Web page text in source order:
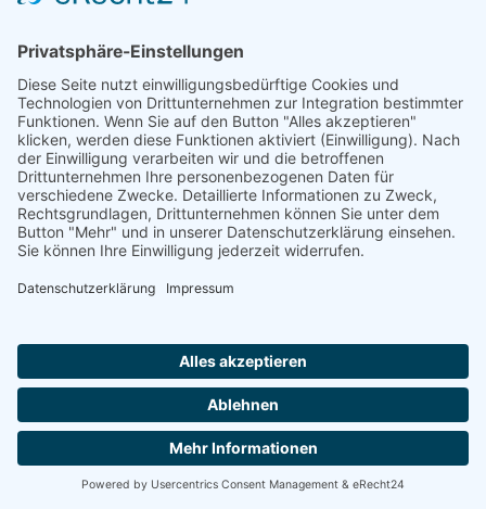
Kronberger Golfplatz, die Parkanlagen des berühmten Schlosshotels,
den Taunus sowie die Skyline von Frankfurt. Das Foyer...
Kontakt aufnehmen
Pro Seniore Residenz Bad Bergzabern
Adresse:Steinfelder Str. 44-46, 76887 Bad Bergzabern